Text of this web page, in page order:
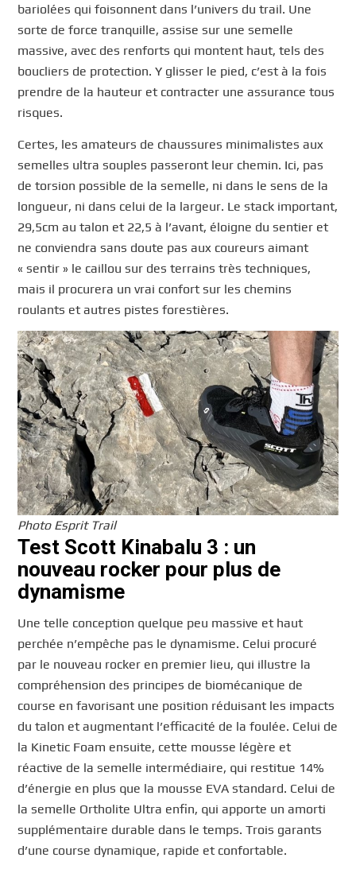
bariolées qui foisonnent dans l’univers du trail. Une
sorte de force tranquille, assise sur une semelle
massive, avec des renforts qui montent haut, tels des
boucliers de protection. Y glisser le pied, c’est à la fois
prendre de la hauteur et contracter une assurance tous
risques.
Certes, les amateurs de chaussures minimalistes aux
semelles ultra souples passeront leur chemin. Ici, pas
de torsion possible de la semelle, ni dans le sens de la
longueur, ni dans celui de la largeur. Le stack important,
29,5cm au talon et 22,5 à l’avant, éloigne du sentier et
ne conviendra sans doute pas aux coureurs aimant
« sentir » le caillou sur des terrains très techniques,
mais il procurera un vrai confort sur les chemins
roulants et autres pistes forestières.
Photo Esprit Trail
Test Scott Kinabalu 3 : un
nouveau rocker pour plus de
dynamisme
Une telle conception quelque peu massive et haut
perchée n’empêche pas le dynamisme. Celui procuré
par le nouveau rocker en premier lieu, qui illustre la
compréhension des principes de biomécanique de
course en favorisant une position réduisant les impacts
du talon et augmentant l’efficacité de la foulée. Celui de
la Kinetic Foam ensuite, cette mousse légère et
réactive de la semelle intermédiaire, qui restitue 14%
d’énergie en plus que la mousse EVA standard. Celui de
la semelle Ortholite Ultra enfin, qui apporte un amorti
supplémentaire durable dans le temps. Trois garants
d’une course dynamique, rapide et confortable.